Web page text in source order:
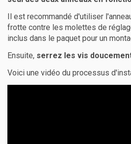
Il est recommandé d'utiliser
frotte contre les molettes de
inclus dans le paquet pour un
Ensuite, serrez les vis
Voici une vidéo du processus